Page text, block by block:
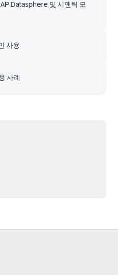
Datasphere 및 시맨틱 모
사용
사례